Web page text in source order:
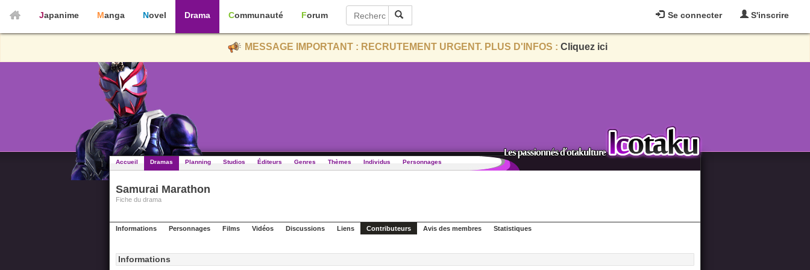
Se connecter S'inscrire
Japanime Manga Novel Drama Communauté Forum
MESSAGE IMPORTANT : RECRUTEMENT URGENT. PLUS D'INFOS : Cliquez ici
Accueil Dramas Planning Studios Éditeurs Genres Thèmes Individus Personnages
Samurai Marathon
Fiche du drama
Informations Personnages Films Vidéos Discussions Liens Contributeurs Avis des membres Statistiques
Informations